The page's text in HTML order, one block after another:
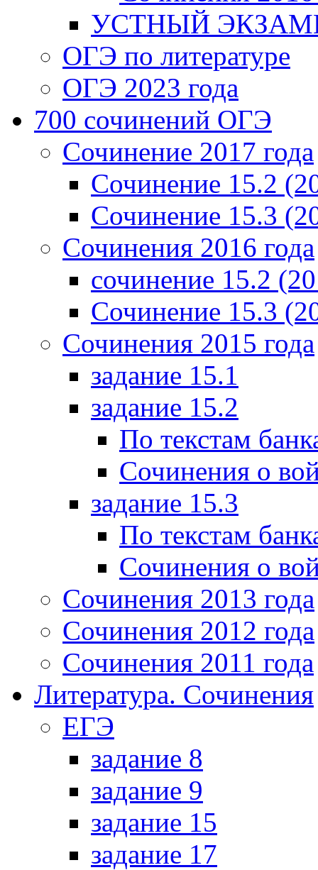
УСТНЫЙ
ОГЭ по литературе
ОГЭ 2023 года
700 cочинений ОГЭ
Сочинение 2017 года
Сочинение 15.2
Сочинение 15.3
Сочинения 2016 года
сочинение 15.2
Сочинение 15.3
Сочинения 2015 года
задание 15.1
задание 15.2
По текстам
Сочинения о
задание 15.3
По текстам
Сочинения о
Сочинения 2013 года
Сочинения 2012 года
Сочинения 2011 года
Литература. Сочинения
ЕГЭ
задание 8
задание 9
задание 15
задание 17